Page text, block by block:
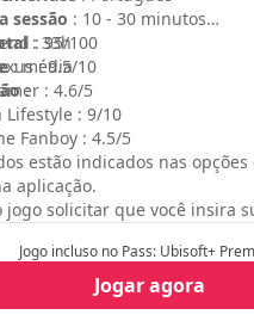
sessão : 10 - 30 minutos
: 33h
: média
:
: 95/100
: 9.5/10
: 4.6/5
Lifestyle : 9/10
Fanboy : 4.5/5
estão indicados nas opções
aplicação.
jogo solicitar que você insira
“mostrar teclado”.
Jogo incluso no Pass: Ubisoft+
Jogar agora